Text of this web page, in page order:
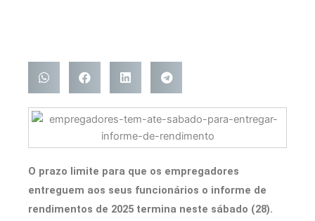
O prazo limite para que os empregadores
entreguem aos seus funcionários o informe de
rendimentos de 2025 termina neste sábado (28).